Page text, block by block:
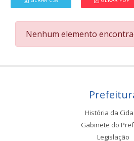
Nenhum elemento
História da
Gabinete do
Legislação